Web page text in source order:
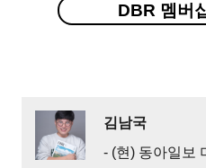
DBR 멤버
김남국
- (현) 동아일보